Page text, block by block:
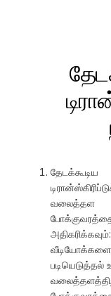
தேடக்கூடிய
வலைத்தள
வீடியோக்களை
படியெடுத்தல்